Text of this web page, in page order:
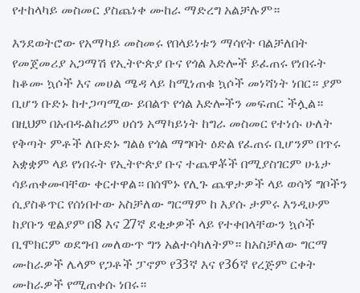
የተከላካይ መስመር ያስጨነቀ ሙከራ ማድረግ አልቻሉም።
እንደወትሮው የአማካይ መስመሩ የበላይነቱን ማሳየት ባልቻለበት
የመጀመሪያ አጋማሽ የኢትዮጵያ ቡና የጎል እድሎች ይፈጠሩ የነበሩት
ከቆሙ ኳሶች እና መሀል ሜዳ ላይ ከሚነጠቁ ኳሶች መነሻነት ነበር። ያም
ቢሆን ቡድኑ ከተጋጣሚው ይበልጥ የጎል እድሎችን መፍጠር ችሏል።
በዚህም በአብዱልከሪም ሀሰን አማካይነት ከግራ መስመር የተነሱ ሁለት
የቅጣት ምቶች ለቡድኑ ግልፅ የጎል ማግባት ዕድል የፈጠሩ ቢሆንም በጥሩ
አቋቋም ላይ የነበሩት የኢትዮጵያ ቡና ተጨዋቾች በሚያስገርም ሁኔታ
ሳይጠቀሙባቸው ቀርተዋል። በሰሞኑ የሊጉ ጨዋታዎች ላይ ወሳኝ ግቦችን
ሲያስቆጥር የሰነበተው አስቻለው ግርማም ከ እያሱ ታምሩ እንዲሁም
ከያቡን ዊልያም በ8 እና 27ኛ ደቂቃዎች ላይ የተቀበላቸውን ኳሶች
ቢሞክርም ወደግብ መለውጥ ግን አልተሳካለትም። ከአስቻለው ግርማ
ሙከራዎች ሌላም የጋቶች ፓኖም የ33ኛ እና የ36ኛ የረጅም ርቀት
ሙከራዎች የሚጠቀሱ ነበሩ።